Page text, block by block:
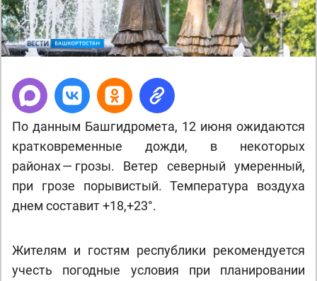
По данным Башгидромета, 12 июня ожидаются
кратковременные дожди, в некоторых
районах — грозы. Ветер северный умеренный,
при грозе порывистый. Температура воздуха
днем составит +18,+23°.
Жителям и гостям республики рекомендуется
учесть погодные условия при планировании